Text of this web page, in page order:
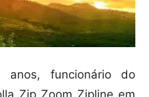
anos, funcionário do